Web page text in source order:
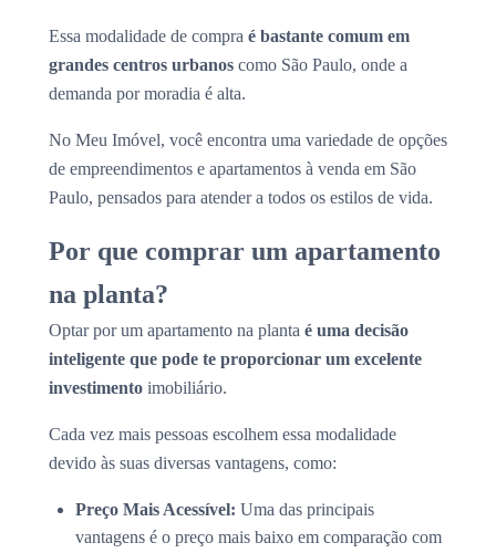
Essa modalidade de compra é bastante comum em
grandes centros urbanos como São Paulo, onde a
demanda por moradia é alta.
No Meu Imóvel, você encontra uma variedade de opções
de empreendimentos e apartamentos à venda em São
Paulo, pensados para atender a todos os estilos de vida.
Por que comprar um apartamento
na planta?
Optar por um apartamento na planta é uma decisão
inteligente que pode te proporcionar um excelente
investimento imobiliário.
Cada vez mais pessoas escolhem essa modalidade
devido às suas diversas vantagens, como:
Preço Mais Acessível: Uma das principais
vantagens é o preço mais baixo em comparação com